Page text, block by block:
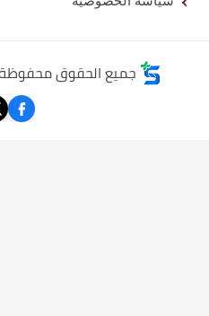
جميع الحقوق محفوظة ©